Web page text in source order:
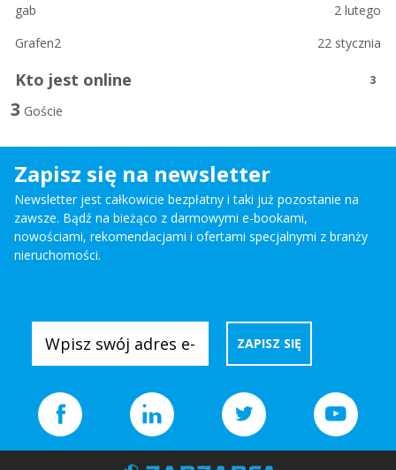
2 lutego
gab
22 stycznia
Grafen2
Kto jest online 3
3 Goście
Zapisz się na newsletter
Newsletter jest całkowicie bezpłatny i taki już pozostanie na
zawsze. Bądź na bieżąco z darmowymi e-bookami,
nowościami, rekomendacjami i ofertami specjalnymi z branży
nieruchomości.